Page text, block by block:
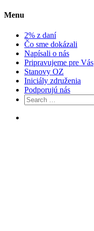
Menu
2% z daní
Čo sme dokázali
Napísali o nás
Pripravujeme pre Vás
Stanovy OZ
Iniciály združenia
Podporujú nás
Search
for: